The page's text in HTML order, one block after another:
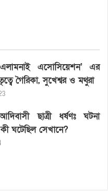
এলামনাই এসোসিয়েশন’ এর
গৈরিকা, সুখেশ্বর ও মথুরা
ছাত্রী ধর্ষণঃ ঘটনা
ঘটেছিল সেখানে?